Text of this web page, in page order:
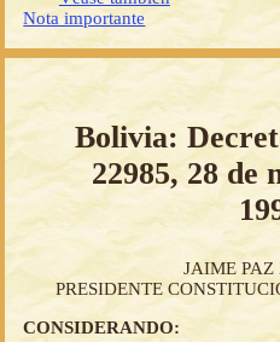
Nota importante
Bolivia:
22985, 28 de
JAIME PAZ
PRESIDENTE
CONSIDERANDO: